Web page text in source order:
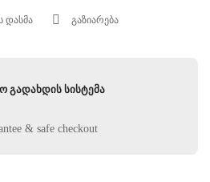
დასმა გაზიარება
გადახდის სისტემა